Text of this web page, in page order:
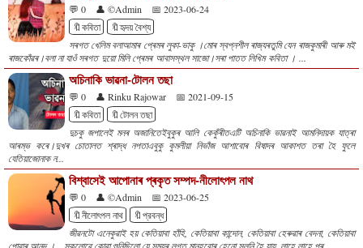
💬 0 👤 ©Admin
📅 2023-06-24
🔖কবিতা
🔖হৃদয় বৈশ্য
সৰগত খেলিম বলাআমাৰ প্ৰেমৰ লুকা-ভাকু ।মোৰ স্বপ্নশীল ৰাজ্যৰতুমি যেন ৰাজকুমাৰী আৰু মই
ৰাজকোঁৱৰ।বলা না যাওঁ সৰগত দুয়ো মিলি প্ৰেমৰ আবাসস্থল সাজো।সৰা পাতত লিখিম কবিতা । ...
অচিনাকি ভাৱনা-টোলন তছা
💬 0 👤 Rinku Rajowar
📅 2021-09-15
🔖কবিতা
🔖টোলন তছা
দুচকু জপালেই মনৰ অজানিতেইবুকুৰ আলি কেকুঁৰীতএটি অচিনাকি ভাৱনাই আমনিদায়ক যাত্ৰা
আৰম্ভ কৰে।দুখৰ চোতালত শ্ৰাদ্ধ নপতাএবুকু কুমলীয়া নিভাঁজ আশাবোৰ বিষাদৰ আকাশত তৰা হৈ ফুলে
যেতিয়াজোনাক ন...
বিশ্বাসেই আপোনাৰ প্ৰকৃত সম্পদ-নীলোৎপল নাথ
💬 0 👤 ©Admin
📅 2023-06-25
🔖নীলোৎপল নাথ
🔖প্রবন্ধ
জীৱনটো এনেকুৱাই হয় কেতিয়াবা হাঁহি, কেতিয়াবা কান্দোন, কেতিয়াবা হেৰুৱাৰ বেদনা, কেতিয়াবা
পোৱাৰ আনন্দ । সকলোৱে কোৱা শুনিছিলো যে সময়ৰ লগত মানুহবোৰ হেনো সলনি হৈ যায়, লাহে লাহে প্ৰ...